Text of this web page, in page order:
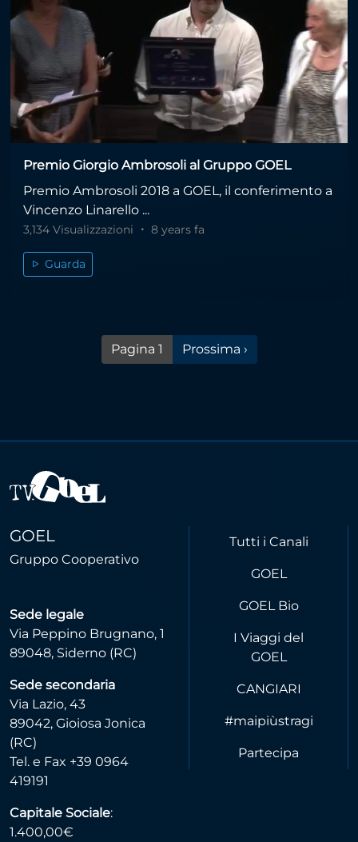
Premio Giorgio Ambrosoli al Gruppo GOEL
Premio Ambrosoli 2018 a GOEL, il conferimento a
Vincenzo Linarello ...
3,134 Visualizzazioni 8 years fa
Guarda
Pagina 1 Pagina successiva
Prossima ›
GOEL
Gruppo Cooperativo
Sede legale
Via Peppino Brugnano, 1
89048, Siderno (RC)
Sede secondaria
Via Lazio, 43
89042, Gioiosa Jonica
(RC)
Tel. e Fax +39 0964
419191
Capitale Sociale:
1.400,00€
Tutti i Canali
GOEL
GOEL Bio
I Viaggi del
GOEL
CANGIARI
#maipiùstragi
Partecipa